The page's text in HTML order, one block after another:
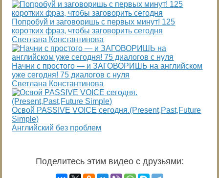
Попробуй и заговоришь с первых минут! 125
коротких фраз, чтобы заговорить сегодня
Светлана Константинова
Начни с простого — и ЗАГОВОРИШЬ на английском
уже сегодня! 75 диалогов с нуля
Светлана Константинова
Освой PASSIVE VOICE сегодня.(Present,Past,Future
Simple)
Английский без проблем
Поделитесь этим видео с друзьями: